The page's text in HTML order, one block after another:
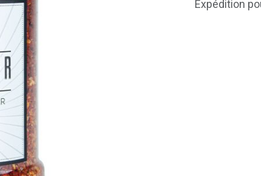
Expédition